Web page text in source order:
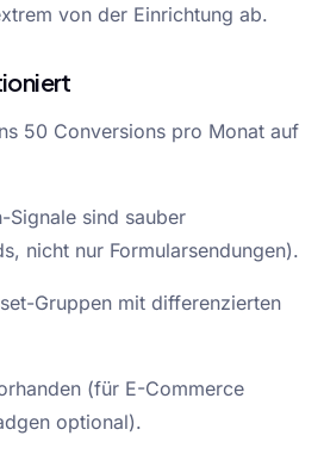
von der Einrichtung ab.
50 Conversions pro Monat auf
Signale sind sauber
nicht nur Formularsendungen).
Gruppen mit differenzierten
(für E-Commerce
optional).